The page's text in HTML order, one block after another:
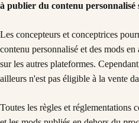
à publier du contenu
Les concepteurs et conceptrices
contenu personnalisé et des mods
sur les autres plateformes.
ailleurs n'est pas éligible à la vente
Toutes les règles et réglementations